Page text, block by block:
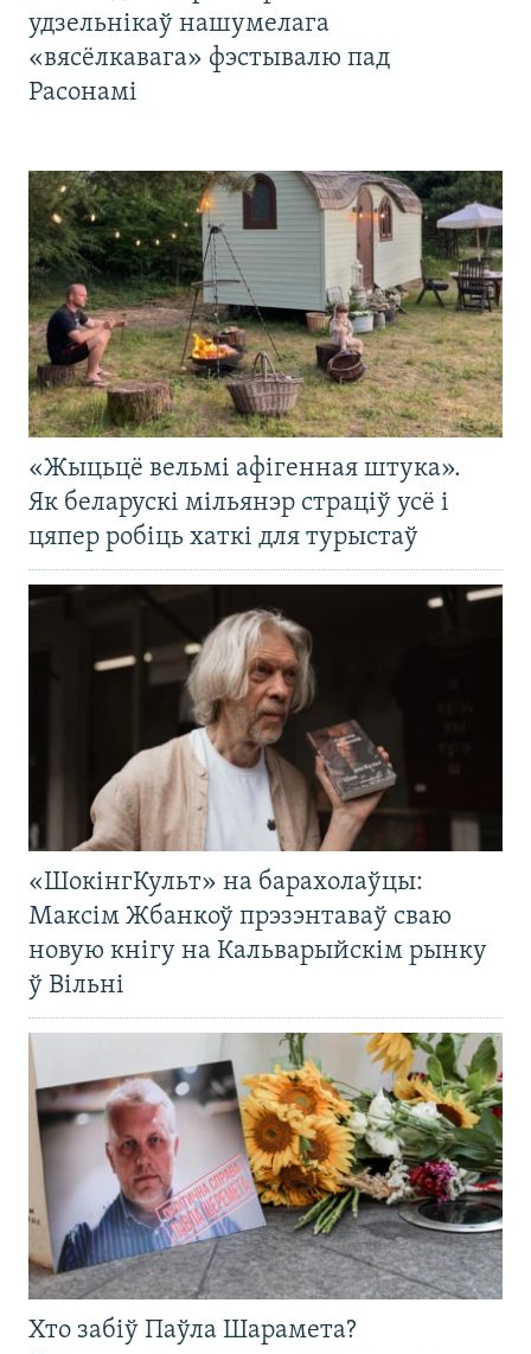
удзельнікаў нашумелага
«вясёлкавага» фэстывалю пад
Расонамі
«Жыцьцё вельмі афігенная штука».
Як беларускі мільянэр страціў усё і
цяпер робіць хаткі для турыстаў
«ШокінгКульт» на барахолаўцы:
Максім Жбанкоў прэзэнтаваў сваю
новую кнігу на Кальварыйскім рынку
ў Вільні
Хто забіў Паўла Шарамета?